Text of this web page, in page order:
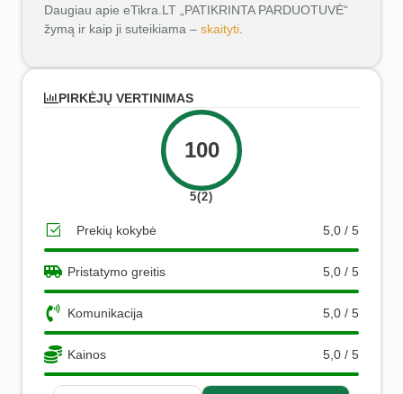
Daugiau apie eTikra.LT „PATIKRINTA PARDUOTUVĖ“
žymą ir kaip ji suteikiama – skaityti
PIRKĖJŲ VERTINIMAS
100
5(2)
Prekių kokybė 5,0 / 5
Pristatymo greitis 5,0 / 5
Komunikacija 5,0 / 5
Kainos 5,0 / 5